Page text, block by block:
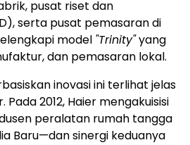
pusat riset dan
serta pusat pemasaran di
model "Trinity"yang
dan pemasaran lokal.
inovasi ini terlihat jelas
2012, Haier mengakuisisi
peralatan rumah tangga
Baru—dan sinergi keduanya